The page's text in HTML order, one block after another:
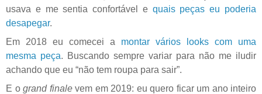
usava e me sentia confortável e quais peças eu poderia
desapegar.
Em 2018 eu comecei a montar vários looks com uma
mesma peça. Buscando sempre variar para não me iludir
achando que eu “não tem roupa para sair”.
E o grand finalevem em 2019: eu quero ficar um ano inteiro